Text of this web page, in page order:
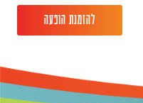
להזמנת הופעה